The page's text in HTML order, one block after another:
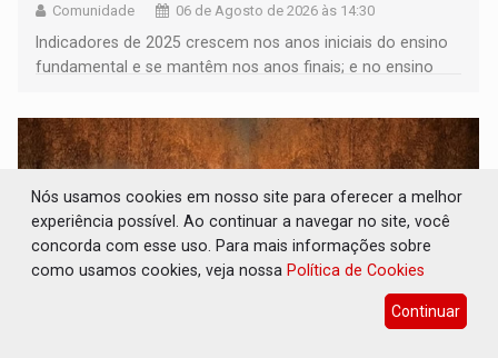
Comunidade 06 de Agosto de 2026 às 14:30
Indicadores de 2025 crescem nos anos iniciais do ensino
fundamental e se mantêm nos anos finais; e no ensino
Nós usamos cookies em nosso site para oferecer a melhor
experiência possível. Ao continuar a navegar no site, você
concorda com esse uso. Para mais informações sobre
como usamos cookies, veja nossa Política de Cookies
Continuar